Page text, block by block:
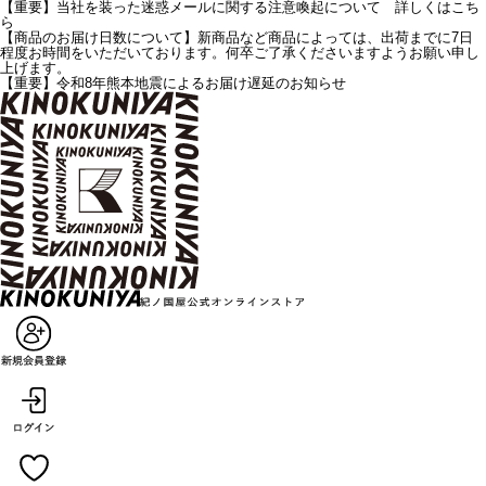
【重要】当社を装った迷惑メールに関する注意喚起について 詳しくはこち
ら
【商品のお届け日数について】新商品など商品によっては、出荷までに7日
程度お時間をいただいております。何卒ご了承くださいますようお願い申し
上げます。
【重要】令和8年熊本地震によるお届け遅延のお知らせ